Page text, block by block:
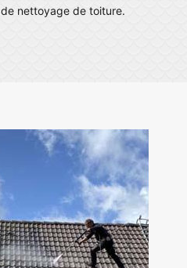
nettoyage de toiture.